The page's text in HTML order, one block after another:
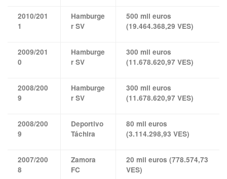
2010/201
1
Hamburge
r SV
500 mil euros
(19.464.368,29 VES)
2009/201
0
Hamburge
r SV
300 mil euros
(11.678.620,97 VES)
2008/200
9
Hamburge
r SV
300 mil euros
(11.678.620,97 VES)
2008/200
9
Deportivo
Táchira
80 mil euros
(3.114.298,93 VES)
2007/200
8
Zamora
FC
20 mil euros (778.574,73
VES)